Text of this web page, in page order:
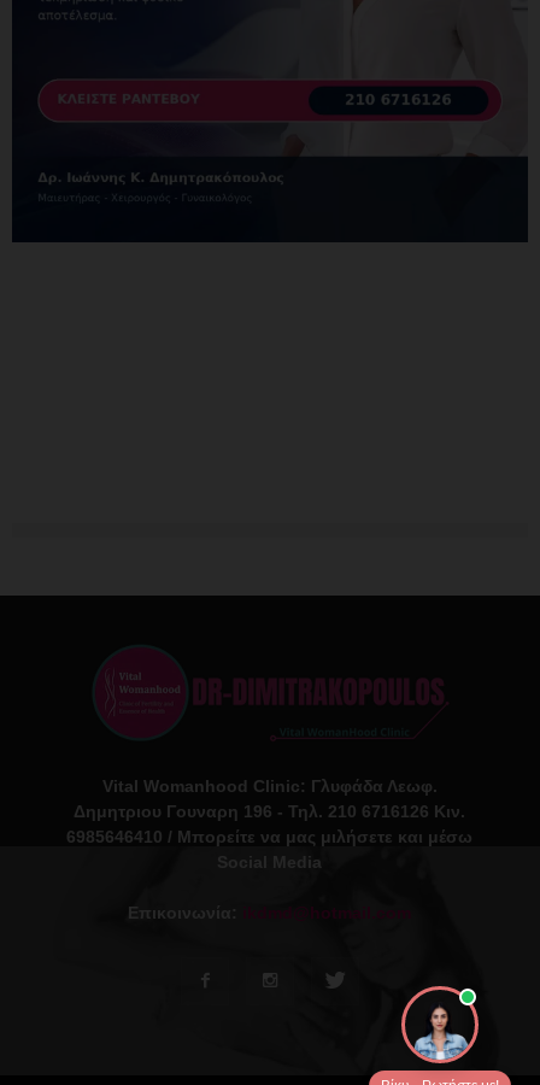
Vital Womanhood Clinic: Γλυφάδα Λεωφ.
Δημητριου Γουναρη 196 - Τηλ. 210 6716126 Κιν.
6985646410 / Μπορείτε να μας μιλήσετε και μέσω
Social Media
Επικοινωνία: ikdmd@hotmail.com